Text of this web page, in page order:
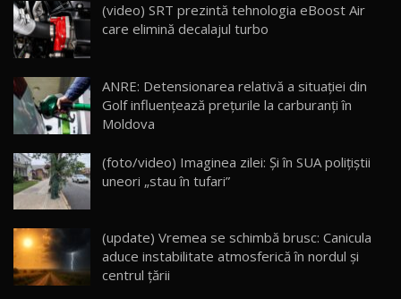
16
AutoBlogMD
13:10
17 20:06
Va fi modelul nr.1 BYD în Moldova? BYD Seal U
30:08
AutoBlog.MD
23:36
20
Noul ZEEKR 7X / Test Drive AutoBlog.MD
29:08
(video) SRT prezintă tehnologia eBoost Air
care elimină decalajul turbo
ANRE: Detensionarea relativă a situației din
Golf influențează prețurile la carburanți în
Moldova
(foto/video) Imaginea zilei: Și în SUA polițiștii
uneori „stau în tufari”
(update) Vremea se schimbă brusc: Canicula
aduce instabilitate atmosferică în nordul și
centrul țării